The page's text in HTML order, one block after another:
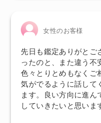
女性のお客様
先日も鑑定ありがとご
ったのと、また違う不
色々とりとめもなくご
気がでるように話して
ます。良い方向に進ん
していきたいと思い